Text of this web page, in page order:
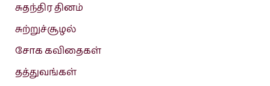
சுதந்திர தினம்
சுற்றுச்சூழல்
சோக கவிதைகள்
தத்துவங்கள்